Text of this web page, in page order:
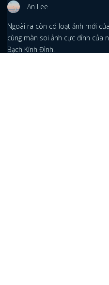
An Lee
Ngoài ra còn có loạt ảnh mới
cùng màn soi ảnh cực đỉnh của
Bạch Kính Đình.